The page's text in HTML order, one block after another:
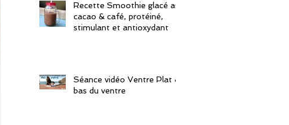
Recette Smoothie glacé au
cacao & café, protéiné,
stimulant et antioxydant
Séance vidéo Ventre Plat &
bas du ventre